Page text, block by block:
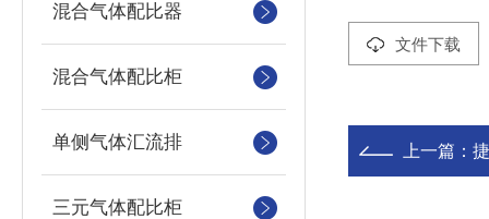
混合气体配比器
混合气体配比柜
单侧气体汇流排
三元气体配比柜
文件下载
上一篇：